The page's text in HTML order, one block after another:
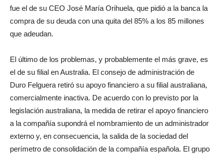
fue el de su CEO José María Orihuela, que pidió a la banca la
compra de su deuda con una quita del 85% a los 85 millones
que adeudan.
El último de los problemas, y probablemente el más grave, es
el de su filial en Australia. El consejo de administración de
Duro Felguera retiró su apoyo financiero a su filial australiana,
comercialmente inactiva. De acuerdo con lo previsto por la
legislación australiana, la medida de retirar el apoyo financiero
a la compañía supondrá el nombramiento de un administrador
externo y, en consecuencia, la salida de la sociedad del
perímetro de consolidación de la compañía española. El grupo